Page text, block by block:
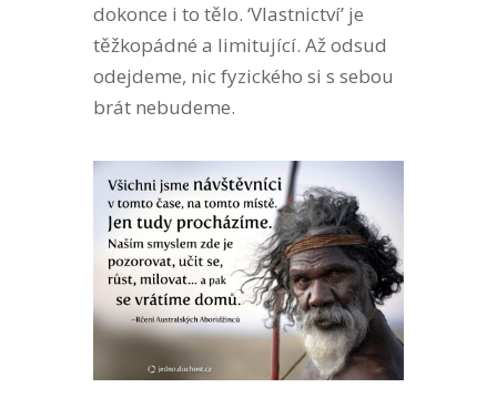
dokonce i to tělo. ‘Vlastnictví’ je
těžkopádné a limitující. Až odsud
odejdeme, nic fyzického si s sebou
brát nebudeme.